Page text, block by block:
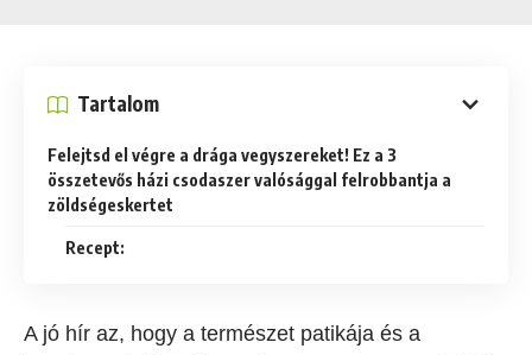
Tartalom
Felejtsd el végre a drága vegyszereket! Ez a 3
összetevős házi csodaszer valósággal felrobbantja a
zöldségeskertet
Recept:
A jó hír az, hogy a természet patikája és a